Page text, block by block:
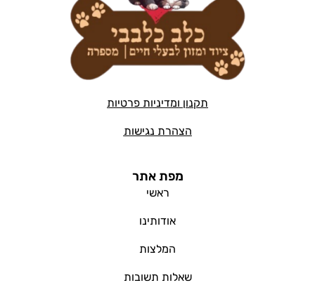
מפת אתר
ראשי
אודותינו
המלצות
שאלות תשובות
תקנון ומדיניות פרטיות
הצהרת נגישות